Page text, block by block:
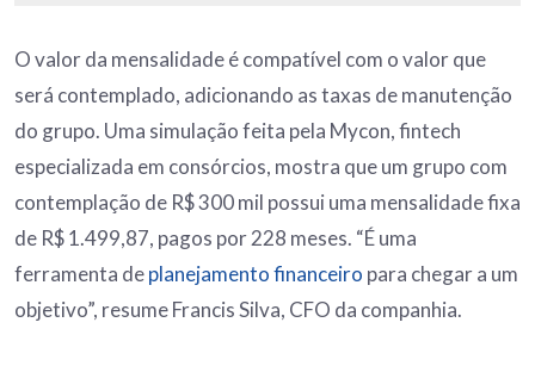
O valor da mensalidade é compatível com o valor que
será contemplado, adicionando as taxas de manutenção
do grupo. Uma simulação feita pela Mycon, fintech
especializada em consórcios, mostra que um grupo com
contemplação de R$ 300 mil possui uma mensalidade fixa
de R$ 1.499,87, pagos por 228 meses. “É uma
ferramenta deplanejamento financeiro para chegar a um
objetivo”, resume Francis Silva, CFO da companhia.